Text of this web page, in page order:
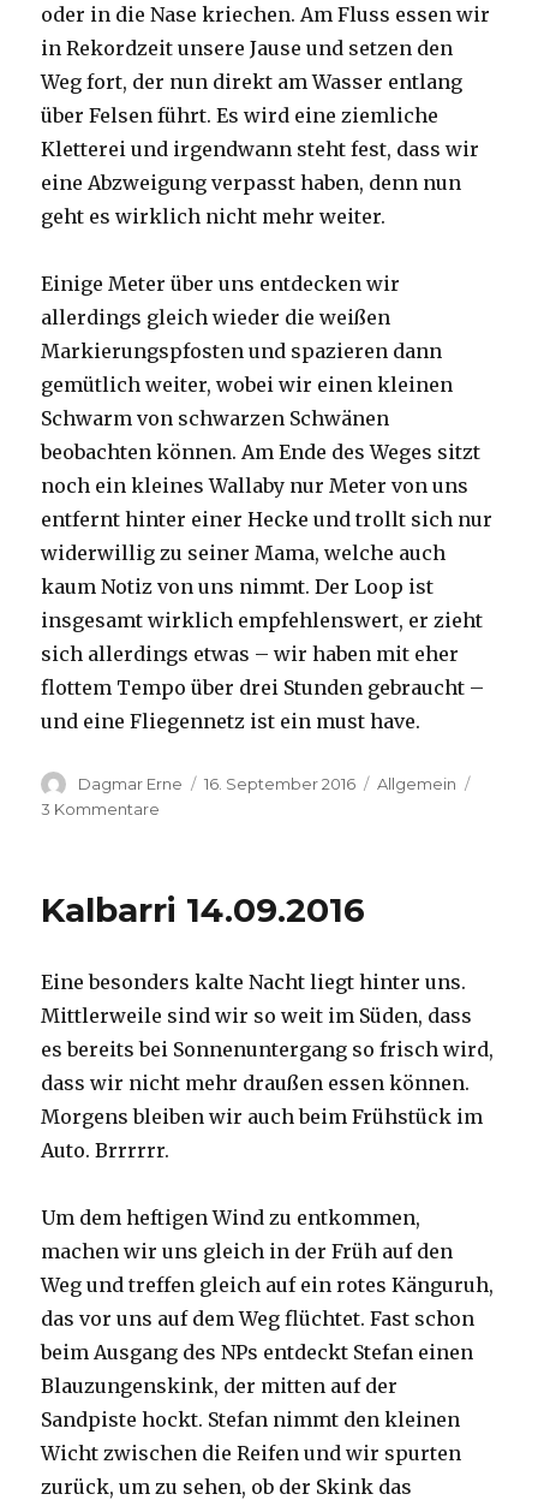
oder in die Nase kriechen. Am Fluss essen wir
in Rekordzeit unsere Jause und setzen den
Weg fort, der nun direkt am Wasser entlang
über Felsen führt. Es wird eine ziemliche
Kletterei und irgendwann steht fest, dass wir
eine Abzweigung verpasst haben, denn nun
geht es wirklich nicht mehr weiter.
Einige Meter über uns entdecken wir
allerdings gleich wieder die weißen
Markierungspfosten und spazieren dann
gemütlich weiter, wobei wir einen kleinen
Schwarm von schwarzen Schwänen
beobachten können. Am Ende des Weges sitzt
noch ein kleines Wallaby nur Meter von uns
entfernt hinter einer Hecke und trollt sich nur
widerwillig zu seiner Mama, welche auch
kaum Notiz von uns nimmt. Der Loop ist
insgesamt wirklich empfehlenswert, er zieht
sich allerdings etwas – wir haben mit eher
flottem Tempo über drei Stunden gebraucht –
und eine Fliegennetz ist ein must have.
Autor
Dagmar Erne
Veröffentlicht
16. September 2016 Kategorien
Allgemein
3 Kommentare
Kalbarri 14.09.2016
Eine besonders kalte Nacht liegt hinter uns.
Mittlerweile sind wir so weit im Süden, dass
es bereits bei Sonnenuntergang so frisch wird,
dass wir nicht mehr draußen essen können.
Morgens bleiben wir auch beim Frühstück im
Auto. Brrrrrr.
Um dem heftigen Wind zu entkommen,
machen wir uns gleich in der Früh auf den
Weg und treffen gleich auf ein rotes Känguruh,
das vor uns auf dem Weg flüchtet. Fast schon
beim Ausgang des NPs entdeckt Stefan einen
Blauzungenskink, der mitten auf der
Sandpiste hockt. Stefan nimmt den kleinen
Wicht zwischen die Reifen und wir spurten
zurück, um zu sehen, ob der Skink das